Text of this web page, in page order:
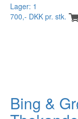
Lager: 1
700,- DKK pr. stk.
Bing &